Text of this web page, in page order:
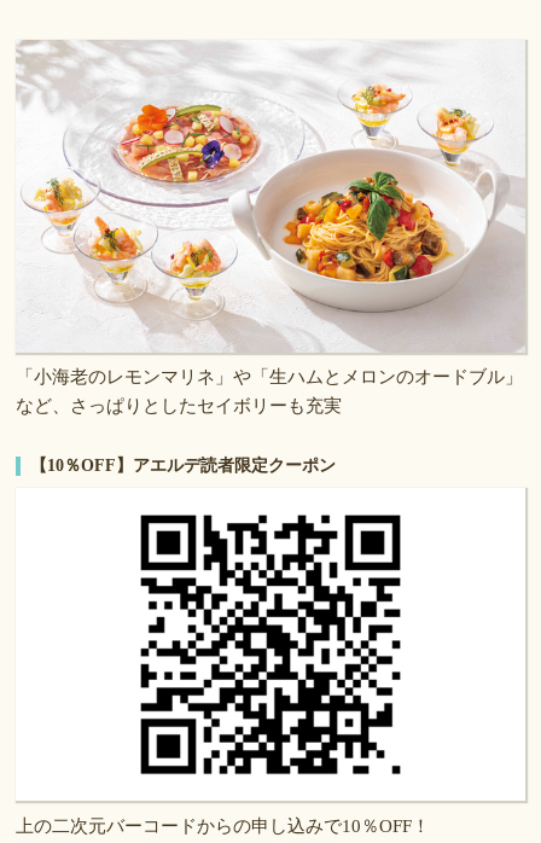
「小海老のレモンマリネ」や「生ハムとメロンのオードブル」
など、さっぱりとしたセイボリーも充実
【10％OFF】アエルデ読者限定クーポン
上の二次元バーコードからの申し込みで10％OFF！